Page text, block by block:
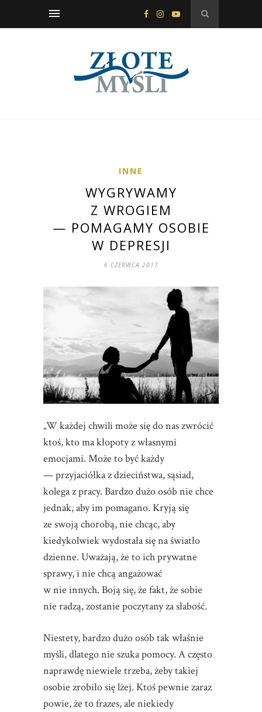
INNE
WYGRYWAMY
Z WROGIEM
— POMAGAMY OSOBIE
W DEPRESJI
6 CZERWCA 2017
„W każdej chwili może się do nas zwrócić
ktoś, kto ma kłopoty z własnymi
emocjami. Może to być każdy
— przyjaciółka z dzieciństwa, sąsiad,
kolega z pracy. Bardzo dużo osób nie chce
jednak, aby im pomagano. Kryją się
ze swoją chorobą, nie chcąc, aby
kiedykolwiek wydostała się na światło
dzienne. Uważają, że to ich prywatne
sprawy, i nie chcą angażować
w nie innych. Boją się, że fakt, że sobie
nie radzą, zostanie poczytany za słabość.
Niestety, bardzo dużo osób tak właśnie
myśli, dlatego nie szuka pomocy. A często
naprawdę niewiele trzeba, żeby takiej
osobie zrobiło się lżej. Ktoś pewnie zaraz
powie, że to frazes, ale niekiedy